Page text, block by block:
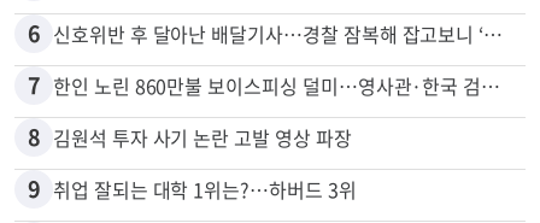
6 신호위반 후 달아난 배달기사…경찰 잠복해 잡고보니 ‘반전’
7 한인 노린 860만불 보이스피싱 덜미…영사관·한국 검찰 사칭
8 김원석 투자 사기 논란 고발 영상 파장
9 취업 잘되는 대학 1위는?…하버드 3위